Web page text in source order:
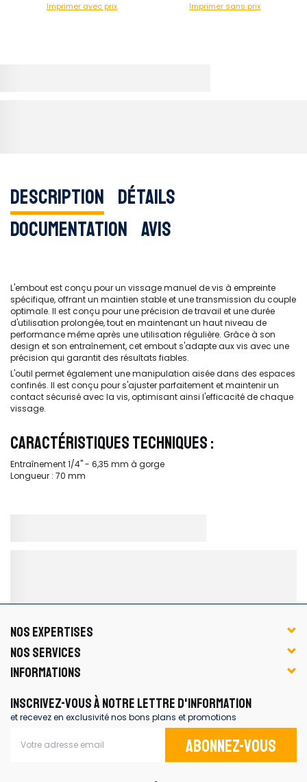
Imprimer avec prix Imprimer sans prix
Description Détails
Documentation Avis
L'embout est conçu pour un vissage manuel de vis à empreinte
spécifique, offrant un maintien stable et une transmission du couple
optimale. Il est conçu pour une précision de travail et une durée
d'utilisation prolongée, tout en maintenant un haut niveau de
performance même après une utilisation régulière. Grâce à son
design et son entraînement, cet embout s'adapte aux vis avec une
précision qui garantit des résultats fiables.
L'outil permet également une manipulation aisée dans des espaces
confinés. Il est conçu pour s'ajuster parfaitement et maintenir un
contact sécurisé avec la vis, optimisant ainsi l'efficacité de chaque
vissage.
CARACTÉRISTIQUES TECHNIQUES :
Entraînement 1/4'' - 6,35 mm à gorge
Longueur : 70 mm
NOS EXPERTISES
NOS SERVICES
INFORMATIONS
INSCRIVEZ-VOUS À NOTRE LETTRE D'INFORMATION
et recevez en exclusivité nos bons plans et promotions
Abonnez-vous